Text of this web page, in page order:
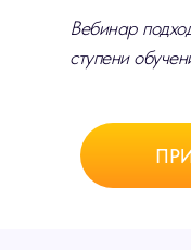
Вебинар
ступени